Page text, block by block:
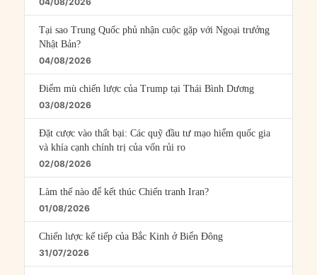
Tại sao Trung Quốc phủ nhận cuộc gặp với Ngoại trưởng
Nhật Bản?
04/08/2026
Điểm mù chiến lược của Trump tại Thái Bình Dương
03/08/2026
Đặt cược vào thất bại: Các quỹ đầu tư mạo hiểm quốc gia
và khía cạnh chính trị của vốn rủi ro
02/08/2026
Làm thế nào để kết thúc Chiến tranh Iran?
01/08/2026
Chiến lược kế tiếp của Bắc Kinh ở Biển Đông
31/07/2026